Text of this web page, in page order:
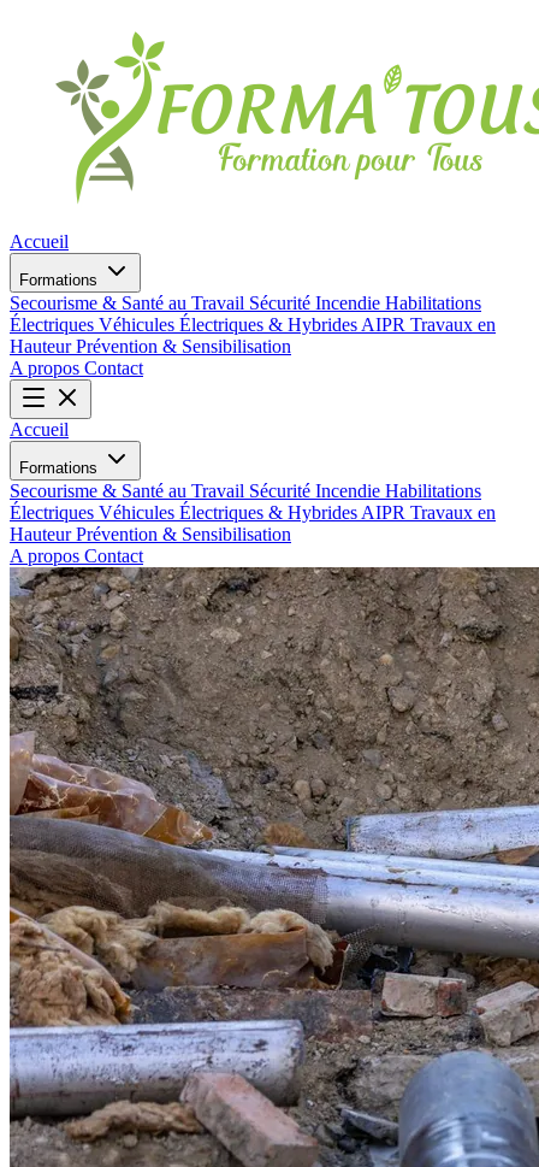
Accueil
Formations
Secourisme & Santé au Travail Sécurité Incendie Habilitations
Électriques Véhicules Électriques & Hybrides AIPR Travaux en
HauteurPrévention & Sensibilisation
A propos Contact
Accueil
Formations
Secourisme & Santé au Travail Sécurité Incendie Habilitations
Électriques Véhicules Électriques & Hybrides AIPR Travaux en
HauteurPrévention & Sensibilisation
A propos Contact